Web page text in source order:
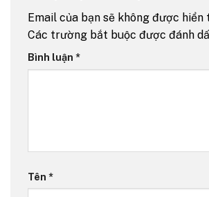
Email của bạn sẽ không được hiển
Các trường bắt buộc được đánh
Bình luận *
Tên *